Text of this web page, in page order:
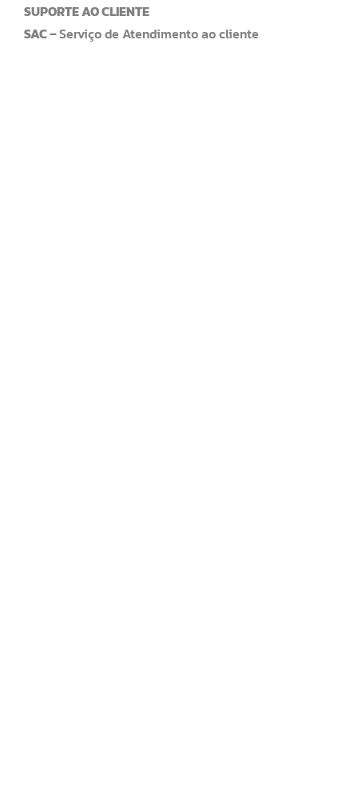
SUPORTE AO CLIENTE
SAC –Serviço de Atendimento ao cliente